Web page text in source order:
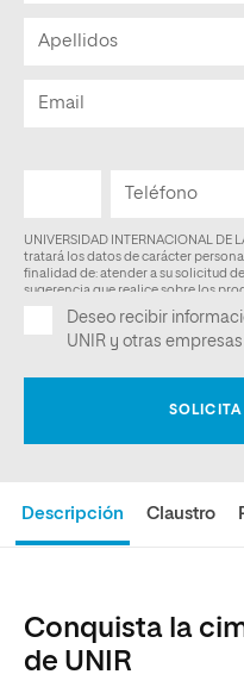
Descripción Claustro
Conquista la
de UNIR